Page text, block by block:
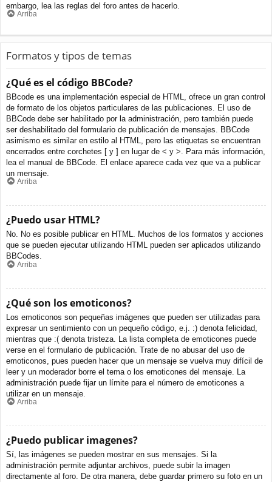
embargo, lea las reglas del foro antes de hacerlo.
Arriba
Formatos y tipos de temas
¿Qué es el código BBCode?
BBcode es una implementación especial de HTML, ofrece un gran control
de formato de los objetos particulares de las publicaciones. El uso de
BBCode debe ser habilitado por la administración, pero también puede
ser deshabilitado del formulario de publicación de mensajes. BBCode
asimismo es similar en estilo al HTML, pero las etiquetas se encuentran
encerrados entre corchetes [ y ] en lugar de < y >. Para más información,
lea el manual de BBCode. El enlace aparece cada vez que va a publicar
un mensaje.
Arriba
¿Puedo usar HTML?
No. No es posible publicar en HTML. Muchos de los formatos y acciones
que se pueden ejecutar utilizando HTML pueden ser aplicados utilizando
BBCodes.
Arriba
¿Qué son los emoticonos?
Los emoticonos son pequeñas imágenes que pueden ser utilizadas para
expresar un sentimiento con un pequeño código, e.j. :) denota felicidad,
mientras que :( denota tristeza. La lista completa de emoticones puede
verse en el formulario de publicación. Trate de no abusar del uso de
emoticonos, pues pueden hacer que un mensaje se vuelva muy difícil de
leer y un moderador borre el tema o los emoticones del mensaje. La
administración puede fijar un límite para el número de emoticones a
utilizar en un mensaje.
Arriba
¿Puedo publicar imagenes?
Sí, las imágenes se pueden mostrar en sus mensajes. Si la
administración permite adjuntar archivos, puede subir la imagen
directamente al foro. De otra manera, debe guardar primero su foto en un